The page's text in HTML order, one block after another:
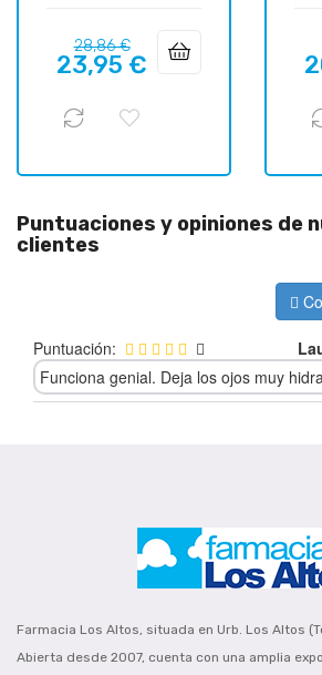
Precio
regular
28,86 €Precio
23,95 €
Puntuaciones y opiniones de
clientes
Puntuación:
Funciona genial. Deja los ojos muy
Farmacia Los Altos, situada en Urb. Los Altos
Abierta desde 2007, cuenta con una amplia